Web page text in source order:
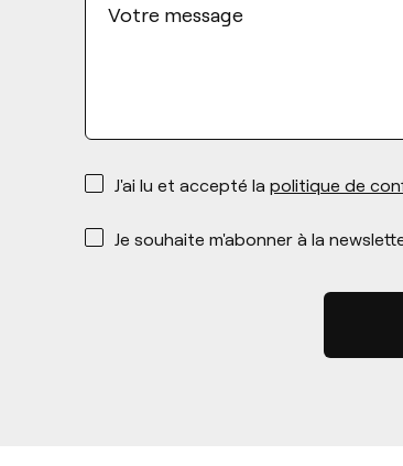
Votre message
*
J'ai lu et accepté lapolitique de
*
Je souhaite m'abonner à la